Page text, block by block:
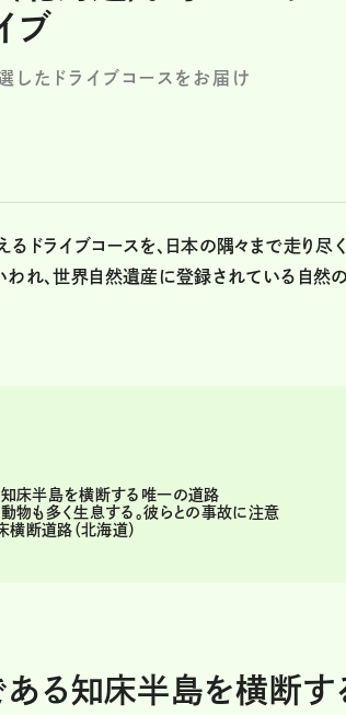
ブ
したドライブコースをお届け
るドライブコースを、日本の隅々まで走り
われ、世界自然遺産に登録されている自然
床半島を横断する唯一の道路
物も多く生息する。彼らとの事故に注意
横断道路（北海道）
ある知床半島を横断す